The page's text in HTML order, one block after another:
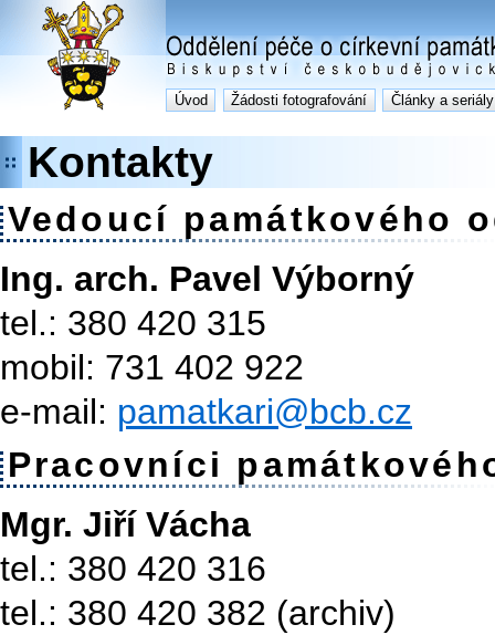
Úvod Žádosti fotografování Články a seriály
Kontakty
Vedoucí památkového
Ing. arch. Pavel Výborný
tel.: 380 420 315
mobil: 731 402 922
e-mail: pamatkari@bcb.cz
Pracovníci
Mgr. Jiří Vácha
tel.: 380 420 316
tel.: 380 420 382 (archiv)